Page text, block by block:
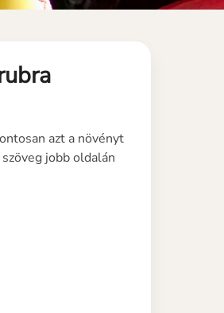
azt a növényt
jobb oldalán